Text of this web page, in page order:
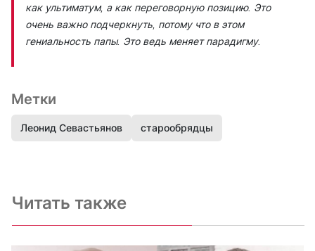
как ультиматум, а как переговорную позицию. Это
очень важно подчеркнуть, потому что в этом
гениальность папы. Это ведь меняет парадигму.
Метки
Леонид Севастьянов старообрядцы
Читать также